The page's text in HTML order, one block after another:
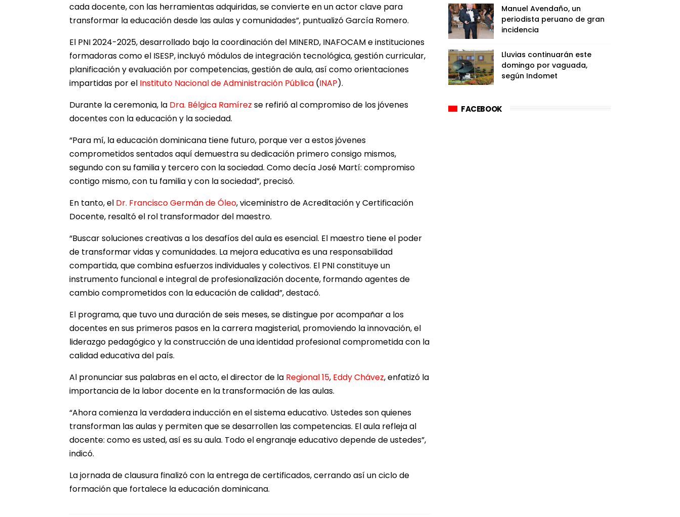
cada docente, con las herramientas adquiridas, se convierte en un actor clave para
transformar la educación desde las aulas y comunidades”, puntualizó García Romero.
El PNI 2024-2025, desarrollado bajo la coordinación del MINERD, INAFOCAM e instituciones
formadoras como el ISESP, incluyó módulos de integración tecnológica, gestión curricular,
planificación y evaluación por competencias, gestión de aula, así como orientaciones
impartidas por el Instituto Nacional de Administración Pública (INAP).
Durante la ceremonia, la Dra. Bélgica Ramírez se refirió al compromiso de los jóvenes
docentes con la educación y la sociedad.
“Para mí, la educación dominicana tiene futuro, porque ver a estos jóvenes
comprometidos sentados aquí demuestra su dedicación primero consigo mismos,
segundo con su familia y tercero con la sociedad. Como decía José Martí: compromiso
contigo mismo, con tu familia y con la sociedad”, precisó.
En tanto, el Dr. Francisco Germán de Óleo, viceministro de Acreditación y Certificación
Docente, resaltó el rol transformador del maestro.
“Buscar soluciones creativas a los desafíos del aula es esencial. El maestro tiene el poder
de transformar vidas y comunidades. La mejora educativa es una responsabilidad
compartida, que combina esfuerzos individuales y colectivos. El PNI constituye un
instrumento funcional e integral de profesionalización docente, formando agentes de
cambio comprometidos con la educación de calidad”, destacó.
El programa, que tuvo una duración de seis meses, se distingue por acompañar a los
docentes en sus primeros pasos en la carrera magisterial, promoviendo la innovación, el
liderazgo pedagógico y la construcción de una identidad profesional comprometida con la
calidad educativa del país.
Al pronunciar sus palabras en el acto, el director de la Regional 15, Eddy Chávez, enfatizó la
importancia de la labor docente en la transformación de las aulas.
“Ahora comienza la verdadera inducción en el sistema educativo. Ustedes son quienes
transforman las aulas y permiten que se desarrollen las competencias. El aula refleja al
docente: como es usted, así es su aula. Todo el engranaje educativo depende de ustedes”,
indicó.
La jornada de clausura finalizó con la entrega de certificados, cerrando así un ciclo de
formación que fortalece la educación dominicana.
Manuel Avendaño, un
periodista peruano de gran
incidencia
Lluvias continuarán este
domingo por vaguada,
según Indomet
FACEBOOK